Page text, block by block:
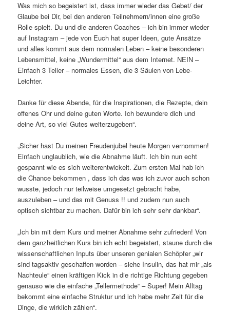
Was mich so begeistert ist, dass immer wieder das Gebet/ der
Glaube bei Dir, bei den anderen Teilnehmern/innen eine große
Rolle spielt. Du und die anderen Coaches – ich bin immer wieder
auf Instagram – jede von Euch hat super Ideen, gute Ansätze
und alles kommt aus dem normalen Leben – keine besonderen
Lebensmittel, keine „Wundermittel“ aus dem Internet. NEIN –
Einfach 3 Teller – normales Essen, die 3 Säulen von Lebe-
Leichter.
Danke für diese Abende, für die Inspirationen, die Rezepte, dein
offenes Ohr und deine guten Worte. Ich bewundere dich und
deine Art, so viel Gutes weiterzugeben“.
„Sicher hast Du meinen Freudenjubel heute Morgen vernommen!
Einfach unglaublich, wie die Abnahme läuft. Ich bin nun echt
gespannt wie es sich weiterentwickelt. Zum ersten Mal hab ich
die Chance bekommen , dass ich das was ich zuvor auch schon
wusste, jedoch nur teilweise umgesetzt gebracht habe,
auszuleben – und das mit Genuss !! und zudem nun auch
optisch sichtbar zu machen. Dafür bin ich sehr sehr dankbar“.
„Ich bin mit dem Kurs und meiner Abnahme sehr zufrieden! Von
dem ganzheitlichen Kurs bin ich echt begeistert, staune durch die
wissenschaftlichen Inputs über unseren genialen Schöpfer „wir
sind tagsaktiv geschaffen worden – siehe Insulin, das hat mir „als
Nachteule“ einen kräftigen Kick in die richtige Richtung gegeben
genauso wie die einfache „Tellermethode“ – Super! Mein Alltag
bekommt eine einfache Struktur und ich habe mehr Zeit für die
Dinge, die wirklich zählen“.